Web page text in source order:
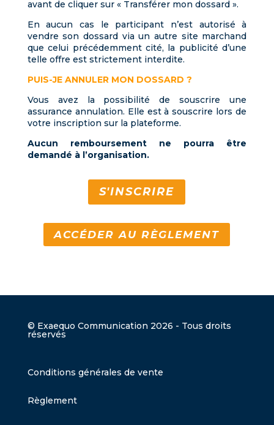
avant de cliquer sur « Transférer mon dossard ».
En aucun cas le participant n’est autorisé à
vendre son dossard via un autre site marchand
que celui précédemment cité, la publicité d’une
telle offre est strictement interdite.
PUIS-JE ANNULER MON DOSSARD ?
Vous avez la possibilité de souscrire une
assurance annulation. Elle est à souscrire lors de
votre inscription sur la plateforme.
Aucun remboursement ne pourra être
demandé à l’organisation.
S'INSCRIRE
ACCÉDER AU RÈGLEMENT
© Exaequo Communication 2026 - Tous droits
réservés
Conditions générales de vente
Règlement